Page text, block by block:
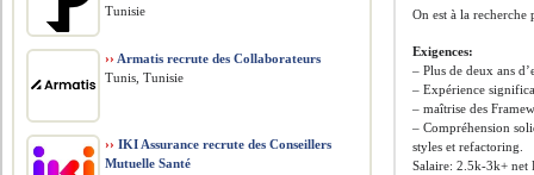
On est à la
Exigences:
– Plus de deux ans
– Expérience
– maîtrise des
– Compréhension
styles et refactoring.
Salaire: 2.5k-3k+ net
Tunisie
›› Armatis recrute des Collaborateurs
Tunis, Tunisie
›› IKI Assurance recrute des Conseillers
Mutuelle Santé